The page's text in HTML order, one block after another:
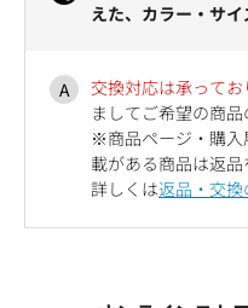
えた、カラー・サイ
交換対応は承ってお
ましてご希望の商品
※商品ページ・購入
載がある商品は返品
詳しくは返品・交換